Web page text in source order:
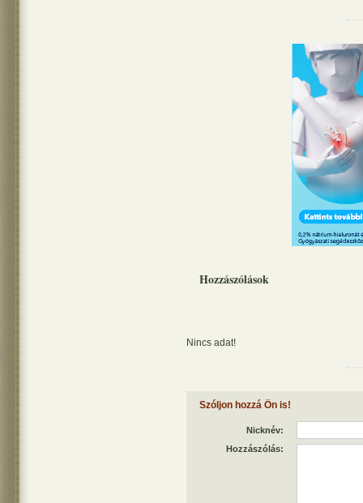
Hozzászólások
Nincs adat!
Szóljon hozzá Ön is!
Nicknév:
Hozzászólás: